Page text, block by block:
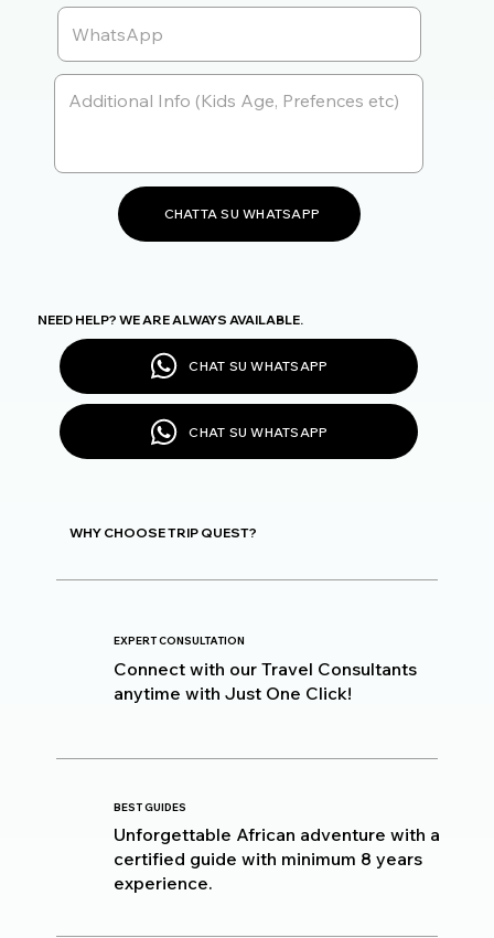
CHATTA SU WHATSAPP
NEED HELP? WE ARE ALWAYS AVAILABLE.
CHAT SU WHATSAPP
CHAT SU WHATSAPP
WHY CHOOSE TRIP QUEST?
EXPERT CONSULTATION
Connect with our Travel Consultants
anytime with Just One Click!
BEST GUIDES
Unforgettable African adventure with a
certified guide with minimum 8 years
experience.